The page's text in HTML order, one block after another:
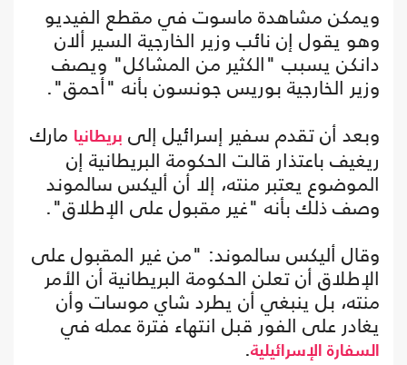
ويمكن مشاهدة ماسوت في مقطع الفيديو
وهو يقول إن نائب وزير الخارجية السير ألان
دانكن يسبب "الكثير من المشاكل" ويصف
وزير الخارجية بوريس جونسون بأنه "أحمق".
وبعد أن تقدم سفير إسرائيل إلى بريطانيا مارك
ريغيف باعتذار قالت الحكومة البريطانية إن
الموضوع يعتبر منته، إلا أن أليكس سالموند
وصف ذلك بأنه "غير مقبول على الإطلاق".
وقال أليكس سالموند: "من غير المقبول على
الإطلاق أن تعلن الحكومة البريطانية أن الأمر
منته، بل ينبغي أن يطرد شاي موسات وأن
يغادر على الفور قبل انتهاء فترة عمله في
السفارة الإسرائيلية.